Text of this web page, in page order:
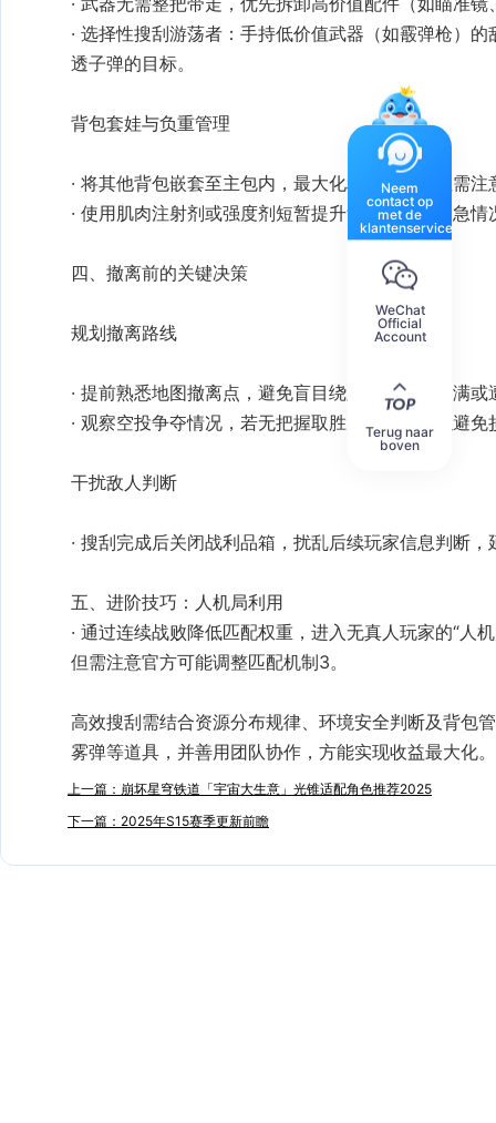
· 选择性搜刮游荡者：手持低价值武器（如霰弹枪）
透子弹的目标‌。
背包套娃与负重管理
规划撤离路线
干扰敌人判断
· 通过连续战败降低匹配权重，进入无真人玩家的“人
但需注意官方可能调整匹配机制‌3。
高效搜刮需结合资源分布规律、环境安全判断及背包
雾弹等道具，并善用团队协作，方能实现收益最大化‌。
上一篇：崩坏星穹铁道「宇宙大生意」光锥适配角色推荐2025
下一篇：2025年S15赛季更新前瞻
Neem
contact op
met de
klantenservice
WeChat
Official
Account
Terug naar
boven